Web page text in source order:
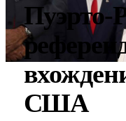
Пуэрто-
США